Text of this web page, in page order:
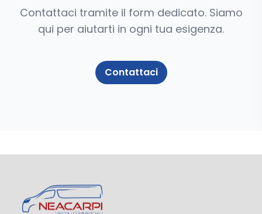
Contattaci tramite il form dedicato. Siamo
qui per aiutarti in ogni tua esigenza.
Contattaci